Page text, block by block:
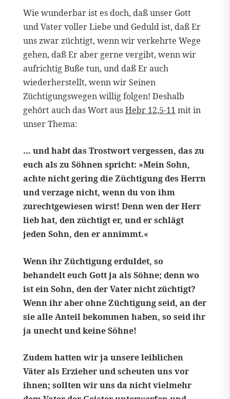
Wie wunderbar ist es doch, daß unser Gott
und Vater voller Liebe und Geduld ist, daß Er
uns zwar züchtigt, wenn wir verkehrte Wege
gehen, daß Er aber gerne vergibt, wenn wir
aufrichtig Buße tun, und daß Er auch
wiederherstellt, wenn wir Seinen
Züchtigungswegen willig folgen! Deshalb
gehört auch das Wort ausHebr 12,5-11 mit in
unser Thema:
… und habt das Trostwort vergessen, das zu
euch als zu Söhnen spricht: »Mein Sohn,
achte nicht gering die Züchtigung des Herrn
und verzage nicht, wenn du von ihm
zurechtgewiesen wirst! Denn wen der Herr
lieb hat, den züchtigt er, und er schlägt
jeden Sohn, den er annimmt.«
Wenn ihr Züchtigung erduldet, so
behandelt euch Gott ja als Söhne; denn wo
ist ein Sohn, den der Vater nicht züchtigt?
Wenn ihr aber ohne Züchtigung seid, an der
sie alle Anteil bekommen haben, so seid ihr
ja unecht und keine Söhne!
Zudem hatten wir ja unsere leiblichen
Väter als Erzieher und scheuten uns vor
ihnen; sollten wir uns da nicht vielmehr